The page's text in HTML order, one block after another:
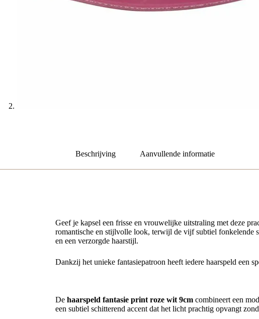
Beschrijving Aanvullende informatie
Geef je kapsel een frisse en vrouwelijke uitstraling met deze
romantische en stijlvolle look, terwijl de vijf subtiel fonkelende
en een verzorgde haarstijl.
Dankzij het unieke fantasiepatroon heeft iedere haarspeld een
De haarspeld fantasie print roze wit 9cm combineert een
een subtiel schitterend accent dat het licht prachtig opvangt